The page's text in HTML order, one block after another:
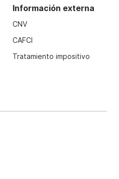
Información externa
CNV
CAFCI
Tratamiento impositivo